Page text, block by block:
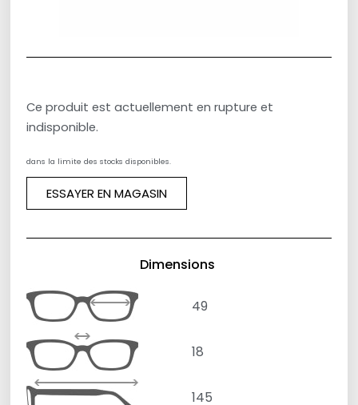
Ce produit est actuellement en rupture et
indisponible.
dans la limite des stocks disponibles.
ESSAYER EN MAGASIN
Dimensions
49
18
145